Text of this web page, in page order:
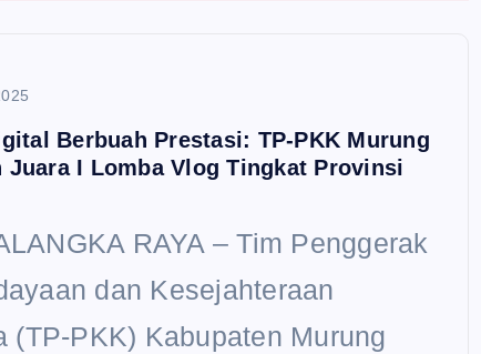
Berbuah Prestasi: TP-PKK Murung
Juara I Lomba Vlog Tingkat Provinsi
RAYA – Tim Penggerak
dan Kesejahteraan
(TP-PKK) Kabupaten Murung